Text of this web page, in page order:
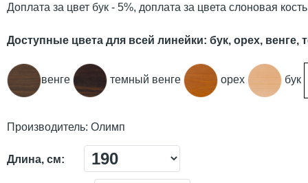
Доплата за цвет бук - 5%, доплата за цвета слоновая
Доступные цвета для всей линейки: бук, орех, венге,
венге темный венге орех бук
Производитель: Олимп
Длина, см: